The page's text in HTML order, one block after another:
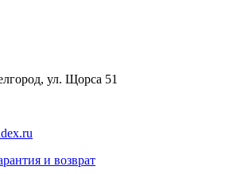
ул. Щорса 51
и возврат